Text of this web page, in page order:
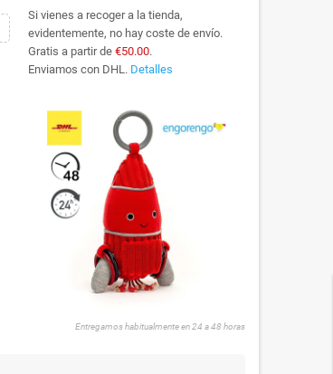
Si vienes a recoger a la tienda,
evidentemente, no hay coste de envío.
Gratis a partir de €50.00.
Enviamos con DHL. Detalles
Entregamos habitualmente en 24 a 48 horas